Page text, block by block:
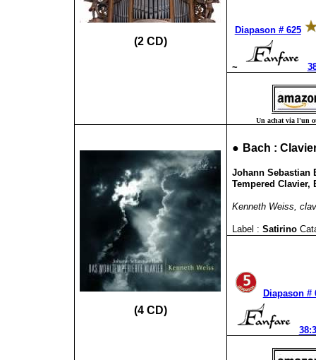
(2 CD)
Diapason # 625
~
Un achat via l'un
(4 CD)
● Bach :
Johann Sebastian
Tempered Clavier,
Kenneth Weiss,
Label : Satirino
Diapason #